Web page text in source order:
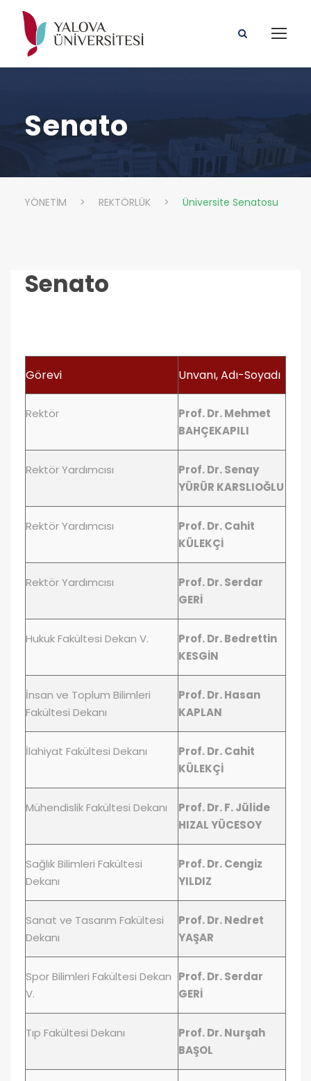
Senato
YÖNETİM > REKTÖRLÜK > Üniversite Senatosu
Senato
Görevi Unvanı, Adı-Soyadı
Rektör
Prof. Dr. Mehmet
BAHÇEKAPILI
Rektör Yardımcısı
Prof. Dr. Senay
YÜRÜR KARSLIOĞLU
Rektör Yardımcısı
Prof. Dr. Cahit
KÜLEKÇİ
Rektör Yardımcısı
Prof. Dr. Serdar
GERİ
Hukuk Fakültesi Dekan V.
Prof. Dr. Bedrettin
KESGİN
İnsan ve Toplum Bilimleri
Fakültesi Dekanı
Prof. Dr. Hasan
KAPLAN
İlahiyat Fakültesi Dekanı
Prof. Dr. Cahit
KÜLEKÇİ
Mühendislik Fakültesi Dekanı
Prof. Dr. F. Jülide
HIZAL YÜCESOY
Sağlık Bilimleri Fakültesi
Dekanı
Prof. Dr. Cengiz
YILDIZ
Sanat ve Tasarım Fakültesi
Dekanı
Prof. Dr. Nedret
YAŞAR
Spor Bilimleri Fakültesi Dekan
V.
Prof. Dr. Serdar
GERİ
Tıp Fakültesi Dekanı
Prof. Dr. Nurşah
BAŞOL